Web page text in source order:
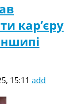
кар’єру
15:11 add